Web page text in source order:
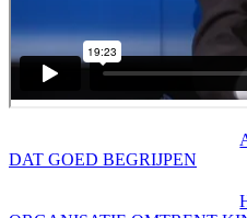
DAT GOED BEGRIJPEN